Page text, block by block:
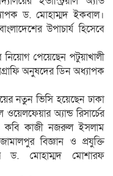
ড. মোহাম্মদ ইকবাল।
উপাচার্য হিসেবে
নিয়োগ পেয়েছেন পটুয়াখালী
অনুষদের ডিন অধ্যাপক
নতুন ভিসি হয়েছেন ঢাকা
অ্যান্ড রিসার্চের
কবি কাজী নজরুল ইসলাম
বিজ্ঞান ও প্রযুক্তি
ড. মোহাম্মদ মোশারফ